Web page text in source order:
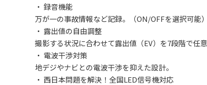
・ 録音機能
万が一の事故情報など記録。（ON/OFFを選択可能）
・ 露出値の自由調整
撮影する状況に合わせて露出値（EV）を7段階で任意
・ 電波干渉対策
地デジやナビとの電波干渉を抑えた設計。
・ 西日本問題を解決！全国LED信号機対応